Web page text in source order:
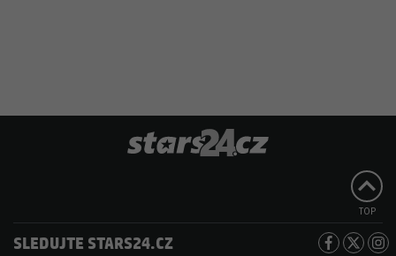
TOP
SLEDUJTE STARS24.CZ